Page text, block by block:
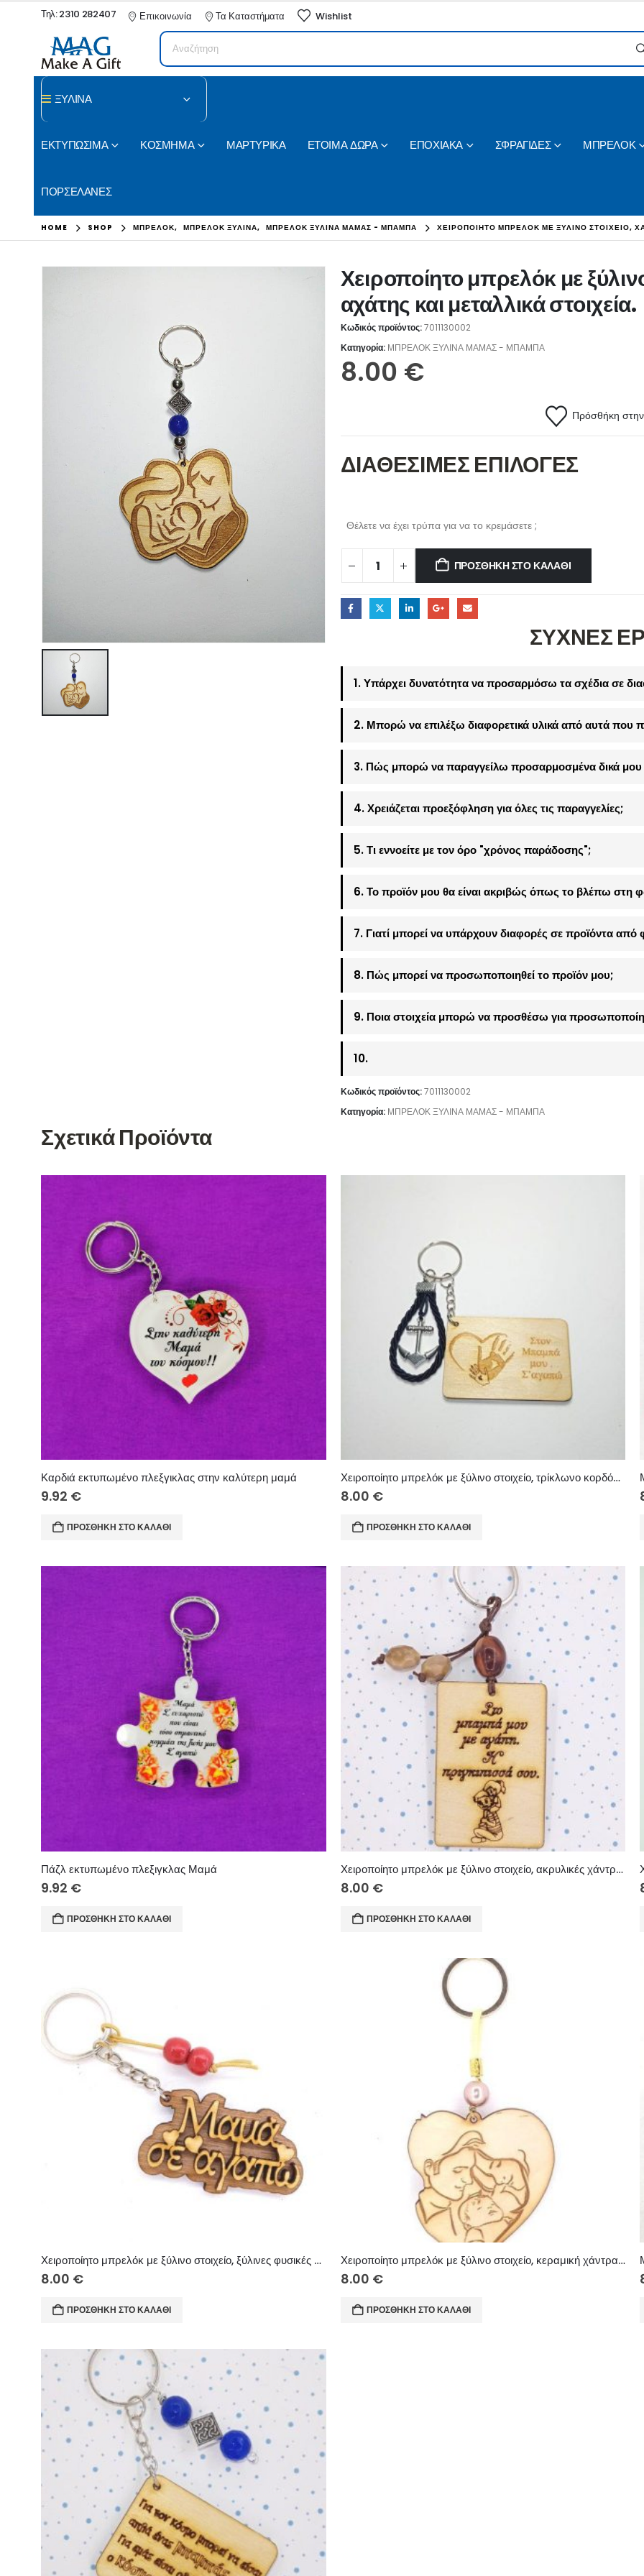
Τηλ: 2310 282407 Επικοινωνία Τα Καταστήματα Wishlist
ΞΥΛΙΝΑ
ΕΚΤΥΠΩΣΙΜΑ ΚΟΣΜΗΜΑ ΜΑΡΤΥΡΙΚΑ ΕΤΟΙΜΑ ΔΩΡΑ ΕΠΟΧΙΑΚΑ ΣΦΡΑΓΙΔΕΣ ΜΠΡΕΛΟΚ
ΠΟΡΣΕΛΑΝΕΣ
HOME SHOP ΜΠΡΕΛΟΚ, ΜΠΡΕΛΟΚ ΞΥΛΙΝΑ, ΜΠΡΕΛΟΚ ΞΥΛΙΝΑ ΜΑΜΑΣ - ΜΠΑΜΠΑ ΧΕΙΡΟΠΟΊΗΤΟ ΜΠΡΕΛΌΚ ΜΕ ΞΎΛΙΝΟ ΣΤΟΙΧΕΊΟ,
Χειροποίητο μπρελόκ με
αχάτης και μεταλλικά στοιχεία.
Κωδικός προϊόντος:7011130002
Κατηγορία: ΜΠΡΕΛΟΚ ΞΥΛΙΝΑ ΜΑΜΑΣ - ΜΠΑΜΠΑ
8.00 €
Πρόσθήκη στην
ΔΙΑΘΕΣΙΜΕΣ ΕΠΙΛΟΓΕΣ
Θέλετε να έχει τρύπα για να το κρεμάσετε ;
ΠΡΟΣΘΉΚΗ ΣΤΟ ΚΑΛΆΘΙ
ΣΥΧΝΕΣ
1. Υπάρχει δυνατότητα να προσαρμόσω τα σχέδια σε
2. Μπορώ να επιλέξω διαφορετικά υλικά από αυτά που
3. Πώς μπορώ να παραγγείλω προσαρμοσμένα δικά μου
4. Χρειάζεται προεξόφληση για όλες τις παραγγελίες;
5. Τι εννοείτε με τον όρο "χρόνος παράδοσης";
6. Το προϊόν μου θα είναι ακριβώς όπως το βλέπω στη
7. Γιατί μπορεί να υπάρχουν διαφορές σε προϊόντα από
8. Πώς μπορεί να προσωποποιηθεί το προϊόν μου;
9. Ποια στοιχεία μπορώ να προσθέσω για
10.
Κωδικός προϊόντος:7011130002
Κατηγορία: ΜΠΡΕΛΟΚ ΞΥΛΙΝΑ ΜΑΜΑΣ - ΜΠΑΜΠΑ
Σχετικά Προϊόντα
Καρδιά εκτυπωμένο πλεξγικλας στην καλύτερη μαμά
9.92 €
ΠΡΟΣΘΉΚΗ ΣΤΟ ΚΑΛΆΘΙ
Χειροποίητο μπρελόκ με ξύλινο στοιχείο, τρίκλωνο κορδόνι και μεταλλικό στοιχείο.
8.00 €
ΠΡΟΣΘΉΚΗ ΣΤΟ ΚΑΛΆΘΙ
Πάζλ εκτυπωμένο πλεξιγκλας Μαμά
9.92 €
ΠΡΟΣΘΉΚΗ ΣΤΟ ΚΑΛΆΘΙ
Χειροποίητο μπρελόκ με ξύλινο στοιχείο, ακρυλικές χάντρες, μακραμέ κορδόνι.
8.00 €
ΠΡΟΣΘΉΚΗ ΣΤΟ ΚΑΛΆΘΙ
Χειροποίητο μπρελόκ με ξύλινο στοιχείο, ξύλινες φυσικές χάντρες, μακραμέ κορδόνι.
8.00 €
ΠΡΟΣΘΉΚΗ ΣΤΟ ΚΑΛΆΘΙ
Χειροποίητο μπρελόκ με ξύλινο στοιχείο, κεραμική χάντρα, σουετ κορδόνι.
8.00 €
ΠΡΟΣΘΉΚΗ ΣΤΟ ΚΑΛΆΘΙ